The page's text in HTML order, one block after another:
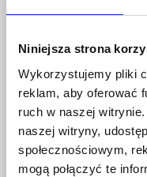
Niniejsza strona
Wykorzystujemy pliki
reklam, aby oferować
ruch w naszej
naszej witryny,
społecznościowym,
mogą połączyć te
jesienią opróżnić
Opróżnianie i
Kompostownik
osiągnięciu
tygodniach. Nie